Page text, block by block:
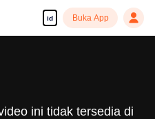
id Buka App
ini tidak tersedia di